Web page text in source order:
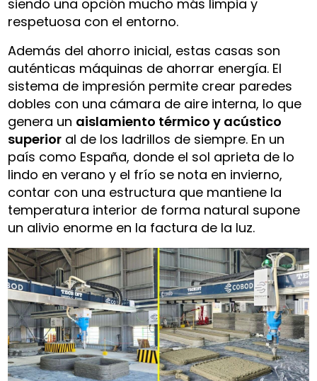
siendo una opción mucho más limpia y
respetuosa con el entorno.
Además del ahorro inicial, estas casas son
auténticas máquinas de ahorrar energía. El
sistema de impresión permite crear paredes
dobles con una cámara de aire interna, lo que
genera un aislamiento térmico y acústico
superior al de los ladrillos de siempre. En un
país como España, donde el sol aprieta de lo
lindo en verano y el frío se nota en invierno,
contar con una estructura que mantiene la
temperatura interior de forma natural supone
un alivio enorme en la factura de la luz.